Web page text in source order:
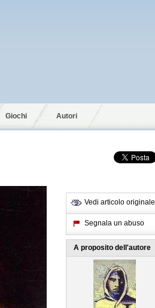
Giochi Autori
Vedi articolo originale
Segnala un abuso
A proposito dell'autore